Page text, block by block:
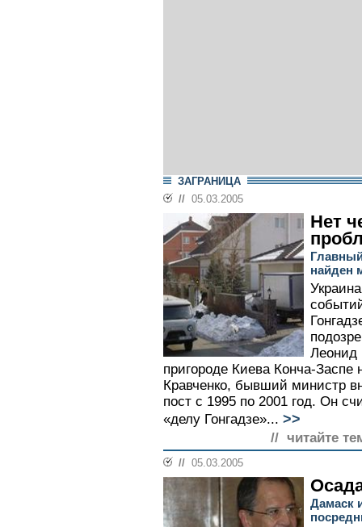
ЗАГРАНИЦА
// 05.03.2005
Нет
найден
Леонид
пригороде Киева Конча-
Кравченко, бывший министр
пост с 1995 по 2001 год. Он
«делу Гонгадзе»... >>
// читайте
// 05.03.2005
Дамаск